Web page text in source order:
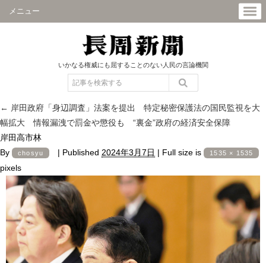
メニュー
いかなる権威にも屈することのない人民の言論機関
← 岸田政府「身辺調査」法案を提出 特定秘密保護法の国民監視を大
幅拡大 情報漏洩で罰金や懲役も “裏金”政府の経済安全保障
岸田高市林
By
chosyu | Published 2024年3月7日 | Full size is 1535 × 1535
pixels